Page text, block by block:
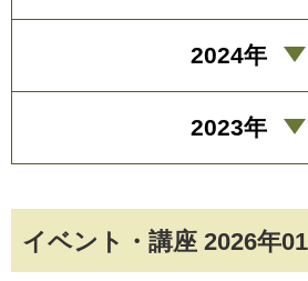
イベント・講座 2026年01
2024年
2023年